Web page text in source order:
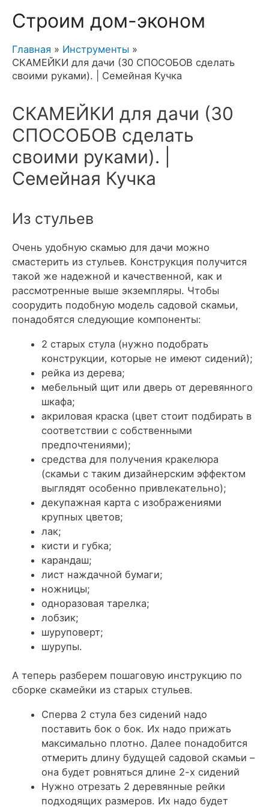
Строим дом-эконом
Главная
Инструменты
СКАМЕЙКИ для дачи (30 СПОСОБОВ сделать
своими руками). | Семейная Кучка
СКАМЕЙКИ для дачи (30
СПОСОБОВ сделать
своими руками). |
Семейная Кучка
Из стульев
Очень удобную скамью для дачи можно
смастерить из стульев. Конструкция получится
такой же надежной и качественной, как и
рассмотренные выше экземпляры. Чтобы
соорудить подобную модель садовой скамьи,
понадобятся следующие компоненты:
2 старых стула (нужно подобрать
конструкции, которые не имеют сидений);
рейка из дерева;
мебельный щит или дверь от деревянного
шкафа;
акриловая краска (цвет стоит подбирать в
соответствии с собственными
предпочтениями);
средства для получения кракелюра
(скамьи с таким дизайнерским эффектом
выглядят особенно привлекательно);
декупажная карта с изображениями
крупных цветов;
лак;
кисти и губка;
карандаш;
лист наждачной бумаги;
ножницы;
одноразовая тарелка;
лобзик;
шуруповерт;
шурупы.
А теперь разберем пошаговую инструкцию по
сборке скамейки из старых стульев.
Сперва 2 стула без сидений надо
поставить бок о бок. Их надо прижать
максимально плотно. Далее понадобится
отмерить длину будущей садовой скамьи –
она будет ровняться длине 2-х сидений
Нужно отрезать 2 деревянные рейки
подходящих размеров. Их надо будет